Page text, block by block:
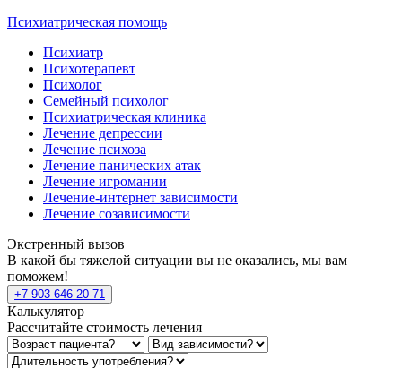
Психиатрическая помощь
Психиатр
Психотерапевт
Психолог
Семейный психолог
Психиатрическая клиника
Лечение депрессии
Лечение психоза
Лечение панических атак
Лечение игромании
Лечение-интернет зависимости
Лечение созависимости
Экстренный вызов
В какой бы тяжелой ситуации вы не оказались, мы вам
поможем!
+7 903 646-20-71
Калькулятор
Рассчитайте стоимость лечения